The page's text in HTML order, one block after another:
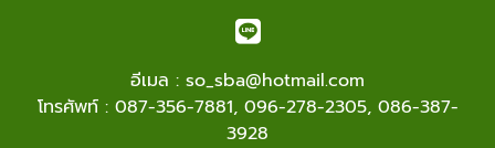
อีเมล : so_sba@hotmail.com
โทรศัพท์ : 087-356-7881, 096-278-2305, 086-387-
3928